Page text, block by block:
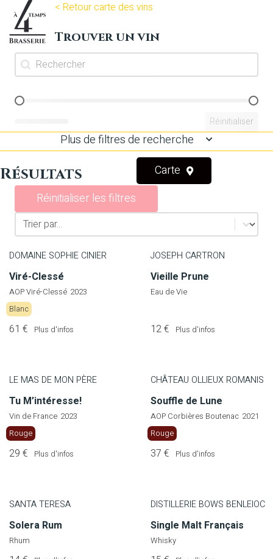
< Retour carte des vins
Trouver un vin
Recherche texte vin
Rechercher
vin prix
Réinitialiser
Plus de filtres de recherche
Résultats
Carte
Réinitialiser les filtres
tri vin
Trier le contenu
DOMAINE SOPHIE CINIER
Viré-Clessé
AOP Viré-Clessé 2023
Blanc
61 € Plus d'infos
JOSEPH CARTRON
Vieille Prune
Eau de Vie
12 € Plus d'infos
LE MAS DE MON PÈRE
Tu M’intéresse!
Vin de France 2023
Rouge
29 € Plus d'infos
CHÂTEAU OLLIEUX ROMANIS
Souffle de Lune
AOP Corbières Boutenac 2021
Rouge
37 € Plus d'infos
SANTA TERESA
Solera Rum
Rhum
DISTILLERIE BOWS BENLEIOC
Single Malt Français
Whisky